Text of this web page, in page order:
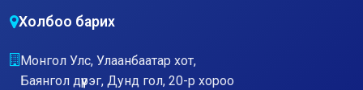
Холбоо барих
Монгол Улс, Улаанбаатар хот,
Баянгол дүүрэг, Дунд гол, 20-р хороо